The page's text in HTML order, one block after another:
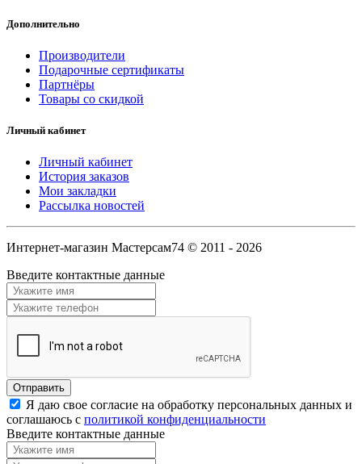
Дополнительно
Производители
Подарочные сертификаты
Партнёры
Товары со скидкой
Личный кабинет
Личный кабинет
История заказов
Мои закладки
Рассылка новостей
Интернет-магазин Мастерсам74 © 2011 - 2026
Введите контактные данные
Я даю свое согласие на обработку персональных данных и
соглашаюсь с политикой конфиденциальности
Введите контактные данные